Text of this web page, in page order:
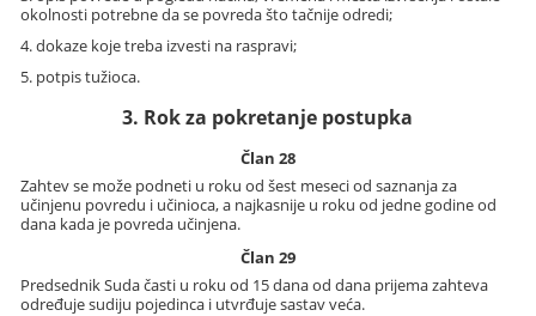
okolnosti potrebne da se povreda što tačnije odredi;
4. dokaze koje treba izvesti na raspravi;
5. potpis tužioca.
3. Rok za pokretanje postupka
Član 28
Zahtev se može podneti u roku od šest meseci od saznanja za
učinjenu povredu i učinioca, a najkasnije u roku od jedne godine od
dana kada je povreda učinjena.
Član 29
Predsednik Suda časti u roku od 15 dana od dana prijema zahteva
određuje sudiju pojedinca i utvrđuje sastav veća.